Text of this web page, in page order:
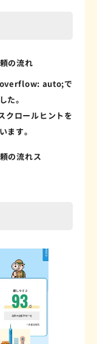
overflow: auto;で
た。
クロールヒントを
ます。